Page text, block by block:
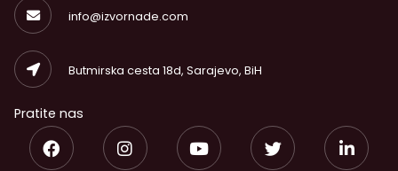
info@izvornade.com
Butmirska cesta 18d, Sarajevo, BiH
Pratite nas